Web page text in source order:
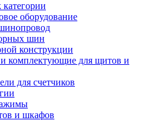
оборудование
шин
конструкции
комплектующие для щитов и
для счетчиков
и шкафов